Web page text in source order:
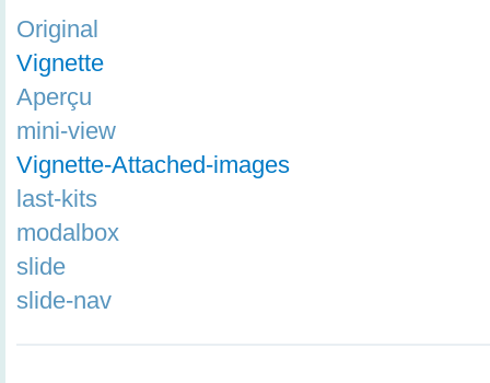
Original
Vignette
Aperçu
mini-view
Vignette-Attached-images
last-kits
modalbox
slide
slide-nav